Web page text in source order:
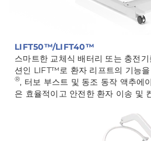
LIFT50™/LIFT40™
스마트한 교체식 배터리 또는 충전
션인 LIFT™️로 환자 리프트의 기능
®️, 터보 부스트 및 동조 동작 액추에
은 효율적이고 안전한 환자 이송 및